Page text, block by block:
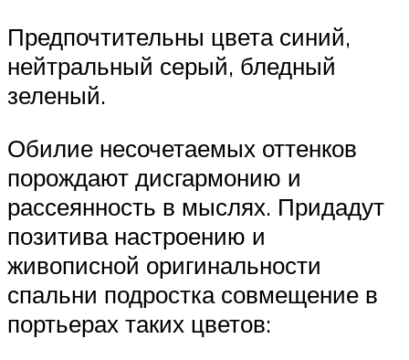
Предпочтительны цвета синий,
нейтральный серый, бледный
зеленый.
Обилие несочетаемых оттенков
порождают дисгармонию и
рассеянность в мыслях. Придадут
позитива настроению и
живописной оригинальности
спальни подростка совмещение в
портьерах таких цветов: